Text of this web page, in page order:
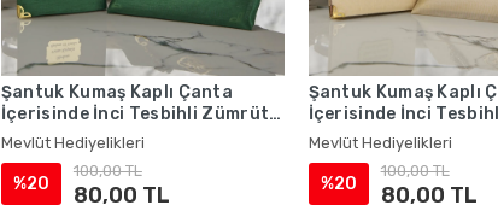
Şantuk Kumaş Kaplı Çanta
İçerisinde İnci Tesbihli Zümrüt
Renkli Şantuk Yasin Kitabı Seti
- Mevlüt Hediyelikleri
Mevlüt Hediyelikleri
%20
100,00 TL
80,00 TL
Şantuk Kumaş Kaplı
İçerisinde İnci
Renkli Şantuk Yasin
- Mevlüt Hediyelikleri
Mevlüt Hediyelikleri
%20
100,00 TL
80,00 TL